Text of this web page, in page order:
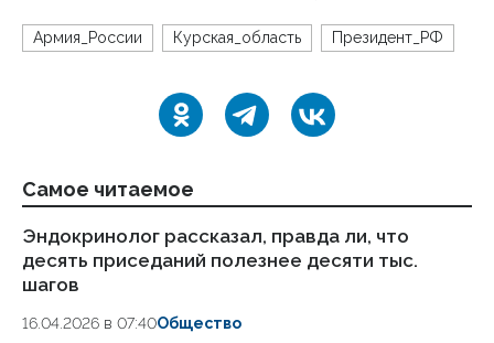
Армия_России Курская_область Президент_РФ
Самое читаемое
Эндокринолог рассказал, правда ли, что
десять приседаний полезнее десяти тыс.
шагов
16.04.2026 в 07:40Общество